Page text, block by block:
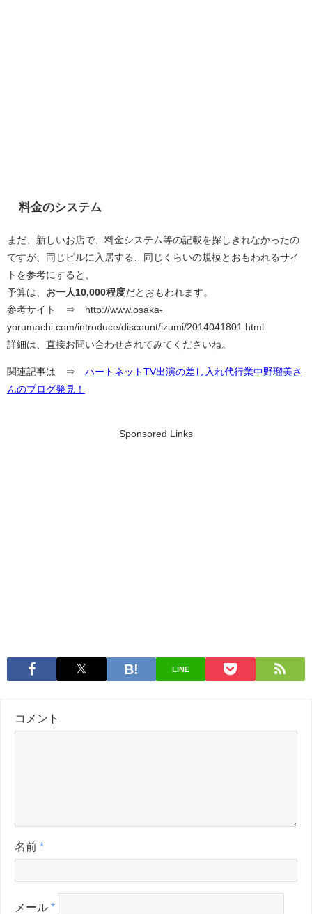
料金のシステム
まだ、新しいお店で、料金システム等の記載を探しきれなかったの
ですが、同じビルに入居する、同じくらいの規模とおもわれるサイ
トを参考にすると、
予算は、 お一人10,000程度だとおもわれます。
参考サイト ⇒ http://www.osaka-
yorumachi.com/introduce/discount/izumi/2014041801.html
詳細は、直接お問い合わせされてみてくださいね。
関連記事は ⇒ ハートネットTV出演の差し入れ代行業中野瑠美さ
んのブログ発見！
Sponsored Links
LINE
コメント
名前 *
メール *